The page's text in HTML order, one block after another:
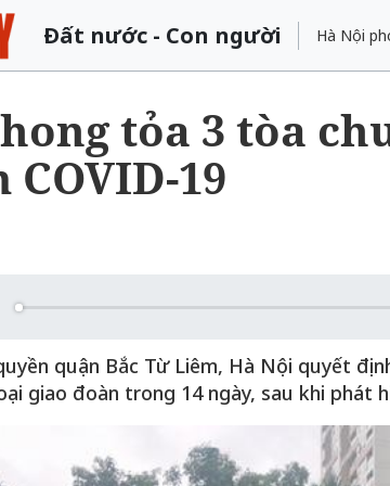
Đất nước - Con người Hà Nội
tỏa 3 tòa
19
quận Bắc Từ Liêm, Hà Nội quyết
giao đoàn trong 14 ngày, sau khi phát